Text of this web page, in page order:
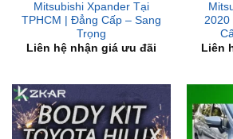
Liên hệ nhận giá ưu đãi
Liên